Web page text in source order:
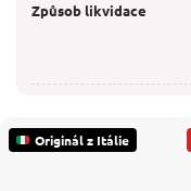
Způsob likvidace
Originál z Itálie